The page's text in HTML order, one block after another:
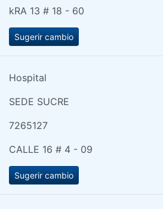
kRA 13 # 18 - 60
Sugerir cambio
Hospital
SEDE SUCRE
7265127
CALLE 16 # 4 - 09
Sugerir cambio